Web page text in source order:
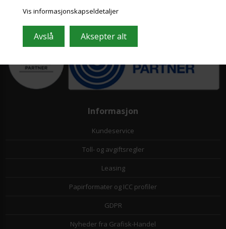
Vis informasjonskapseldetaljer
Email: shop@grafisk-handel.no
CVR: 27 39 12 14
Informasjon
Kundeservice
Toll- og avgiftsregler
Leasing
Papirformater og ICC profiler
GDPR
Nyheder fra Grafisk-Handel